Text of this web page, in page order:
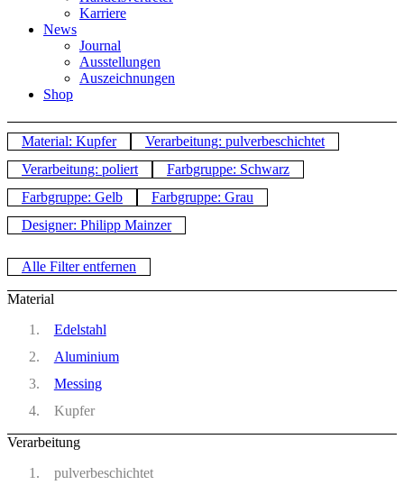
Karriere
News
Journal
Ausstellungen
Auszeichnungen
Shop
Material: Kupfer
Verarbeitung: pulverbeschichtet
Verarbeitung: poliert
Farbgruppe: Schwarz
Farbgruppe: Gelb
Farbgruppe: Grau
Designer: Philipp Mainzer
Alle Filter entfernen
Material
Edelstahl
Aluminium
Messing
Kupfer
Verarbeitung
pulverbeschichtet